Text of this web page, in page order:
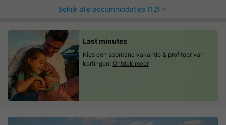
Bekijk alle accommodaties (12)
Last minutes
Kies een spontane vakantie & profiteer van
kortingen! Ontdek meer